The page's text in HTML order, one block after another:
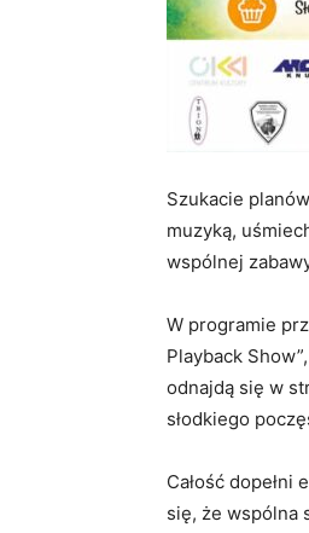
Szukacie
muzyką,
wspólnej
​W programie
Playback
odnajdą się w
słodkiego
Całość
się, że wspólna